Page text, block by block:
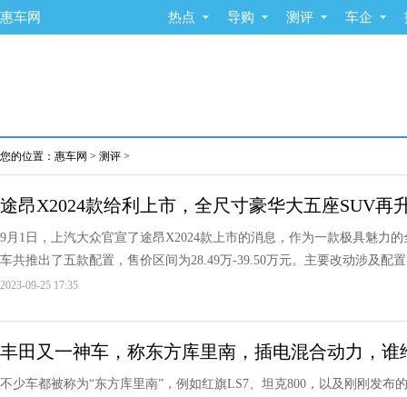
惠车网 热点 导购 测评 车企
您的位置： 惠车网 > 测评 >
途昂X2024款给利上市，全尺寸豪华大五座SUV再
9月1日，上汽大众官宣了途昂X2024款上市的消息，作为一款极具魅力
车共推出了五款配置，售价区间为28.49万-39.50万元。主要改动涉及配
2023-09-25 17:35
丰田又一神车，称东方库里南，插电混合动力，谁
不少车都被称为“东方库里南”，例如红旗LS7、坦克800，以及刚刚发布